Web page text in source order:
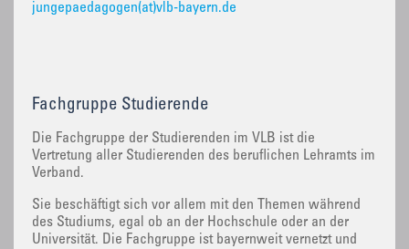
jungepaedagogen(at)vlb-bayern.de
Fachgruppe Studierende
‌Die Fachgruppe der Studierenden im VLB ist die
Vertretung aller Studierenden des beruflichen Lehramts im
Verband.
Sie beschäftigt sich vor allem mit den Themen während
des Studiums, egal ob an der Hochschule oder an der
Universität. Die Fachgruppe ist bayernweit vernetzt und